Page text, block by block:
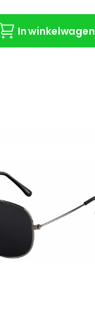
In winkelwagen